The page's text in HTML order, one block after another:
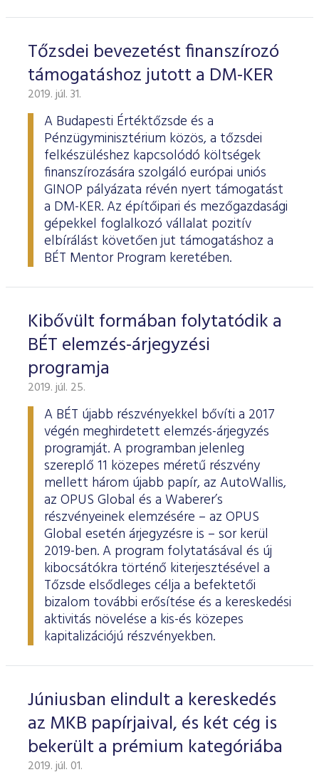
Tőzsdei bevezetést finanszírozó
támogatáshoz jutott a DM-KER
2019. júl. 31.
A Budapesti Értéktőzsde és a
Pénzügyminisztérium közös, a tőzsdei
felkészüléshez kapcsolódó költségek
finanszírozására szolgáló európai uniós
GINOP pályázata révén nyert támogatást
a DM-KER. Az építőipari és mezőgazdasági
gépekkel foglalkozó vállalat pozitív
elbírálást követően jut támogatáshoz a
BÉT Mentor Program keretében.
Kibővült formában folytatódik a
BÉT elemzés-árjegyzési
programja
2019. júl. 25.
A BÉT újabb részvényekkel bővíti a 2017
végén meghirdetett elemzés-árjegyzés
programját. A programban jelenleg
szereplő 11 közepes méretű részvény
mellett három újabb papír, az AutoWallis,
az OPUS Global és a Waberer’s
részvényeinek elemzésére – az OPUS
Global esetén árjegyzésre is – sor kerül
2019-ben. A program folytatásával és új
kibocsátókra történő kiterjesztésével a
Tőzsde elsődleges célja a befektetői
bizalom további erősítése és a kereskedési
aktivitás növelése a kis-és közepes
kapitalizációjú részvényekben.
Júniusban elindult a kereskedés
az MKB papírjaival, és két cég is
bekerült a prémium kategóriába
2019. júl. 01.